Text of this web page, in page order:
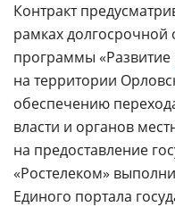
Контракт
рамках долгосрочной
программы «Развитие
на территории
обеспечению
власти и органов
на предоставление
«Ростелеком»
Единого портала